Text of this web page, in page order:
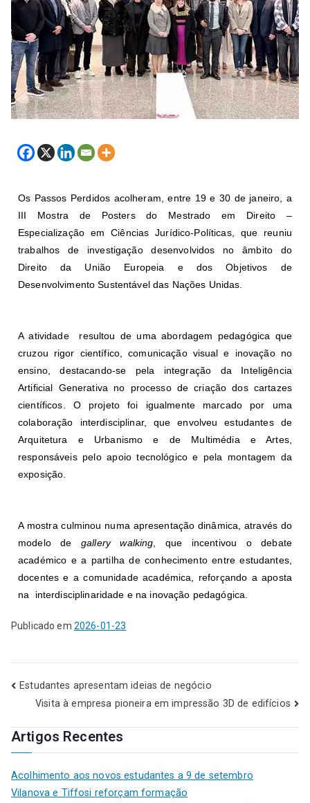
Os Passos Perdidos acolheram, entre 19 e 30 de janeiro, a
III Mostra de Posters do Mestrado em Direito –
Especialização em Ciências Jurídico-Políticas, que reuniu
trabalhos de investigação desenvolvidos no âmbito do
Direito da União Europeia e dos Objetivos de
Desenvolvimento Sustentável das Nações Unidas.
A atividade resultou de uma abordagem pedagógica que
cruzou rigor científico, comunicação visual e inovação no
ensino, destacando-se pela integração da Inteligência
Artificial Generativa no processo de criação dos cartazes
científicos. O projeto foi igualmente marcado por uma
colaboração interdisciplinar, que envolveu estudantes de
Arquitetura e Urbanismo e de Multimédia e Artes,
responsáveis pelo apoio tecnológico e pela montagem da
exposição.
A mostra culminou numa apresentação dinâmica, através do
modelo de
gallery walking , que incentivou o debate
académico e a partilha de conhecimento entre estudantes,
docentes e a comunidade académica, reforçando a aposta
na interdisciplinaridade e na inovação pedagógica.
Publicado em 2026-01-23
Estudantes apresentam ideias de negócio
Visita à empresa pioneira em impressão 3D de edifícios
Artigos Recentes
Acolhimento aos novos estudantes a 9 de setembro
Vilanova e Tiffosi reforçam formação